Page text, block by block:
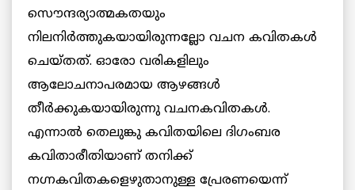
സൌന്ദര്യാത്മകതയും
നിലനിര്‍ത്തുകയായിരുന്നല്ലോ വചന കവിതകള്‍
ചെയ്തത്. ഓരോ വരികളിലും
ആലോചനാപരമായ ആഴങ്ങള്‍
തീര്‍ക്കുകയായിരുന്നു വചനകവിതകള്‍.
എന്നാല്‍ തെലുങ്കു കവിതയിലെ ദിഗംബര
കവിതാരീതിയാണ് തനിക്ക്
നഗ്നകവിതകളെഴുതാനുള്ള പ്രേരണയെന്ന്